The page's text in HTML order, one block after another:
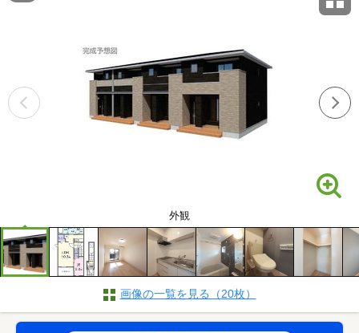
外観
画像の一覧を見る（20枚）